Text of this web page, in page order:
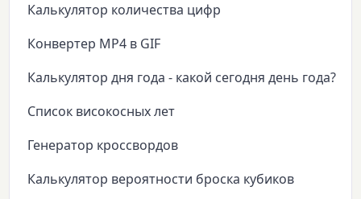
Калькулятор количества цифр
Конвертер MP4 в GIF
Калькулятор дня года - какой сегодня день года?
Список високосных лет
Генератор кроссвордов
Калькулятор вероятности броска кубиков